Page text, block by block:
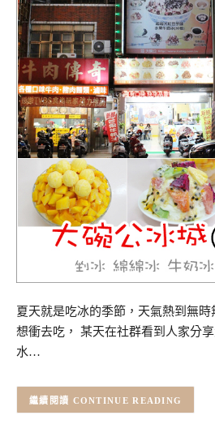
夏天就是吃冰的季節，天氣熱到無
想衝去吃， 某天在社群看到人家分
水…
CONTINUE READING